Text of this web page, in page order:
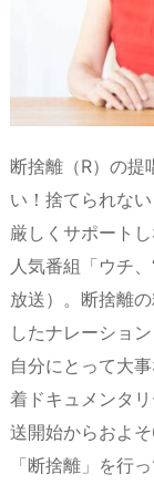
断捨離（R）の提
い！捨てられな
厳しくサポート
人気番組「ウチ
放送）。断捨離
したナレーショ
自分にとって大
着ドキュメンタ
送開始からおよ
「断捨離」を行